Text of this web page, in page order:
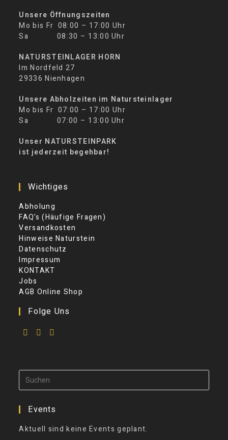
Unsere Öffnungszeiten
Mo bis Fr 08:00 – 17:00 Uhr
Sa 08:30 – 13:00 Uhr
NATURSTEINLAGER HORN
Im Nordfeld 27
29336 Nienhagen
Unsere Abholzeiten im Natursteinlager
Mo bis Fr 07:00 – 17:00 Uhr
Sa 07:00 – 13:00 Uhr
Unser NATURSTEINPARK
ist jederzeit begehbar!
Wichtiges
Abholung
FAQ’s (Häufige Fragen)
Versandkosten
Hinweise Naturstein
Datenschutz
Impressum
KONTAKT
Jobs
AGB Online Shop
Folge Uns
Events
Aktuell sind keine Events geplant.